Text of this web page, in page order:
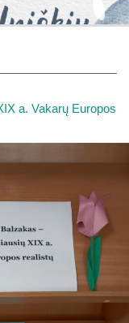
a. Vakarų Europos